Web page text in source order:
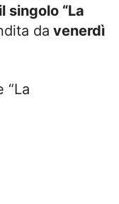
il singolo “La
da venerdì
“La